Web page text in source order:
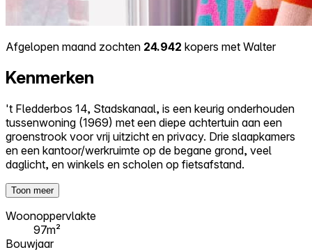
Afgelopen maand zochten 24.942 kopers met Walter
Kenmerken
't Fledderbos 14, Stadskanaal, is een keurig onderhouden
tussenwoning (1969) met een diepe achtertuin aan een
groenstrook voor vrij uitzicht en privacy. Drie slaapkamers
en een kantoor/werkruimte op de begane grond, veel
daglicht, en winkels en scholen op fietsafstand.
Toon meer
Woonoppervlakte
97m²
Bouwjaar